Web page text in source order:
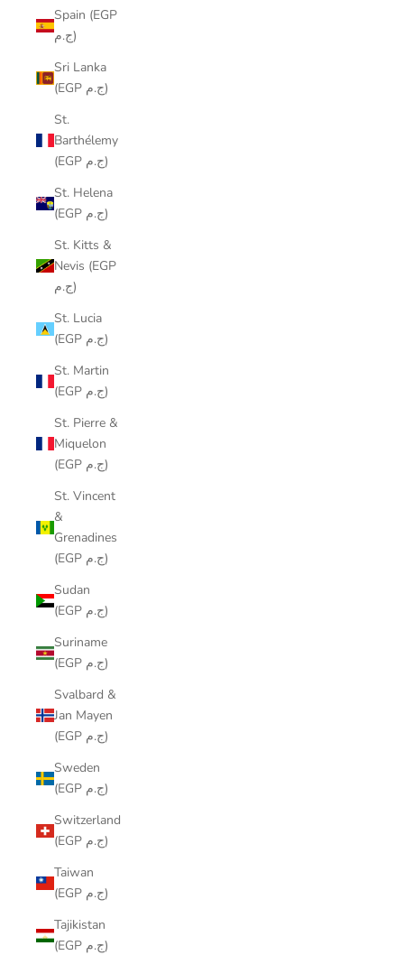
Spain (EGP
ج.م)
Sri Lanka
(EGP ج.م)
St.
Barthélemy
(EGP ج.م)
St. Helena
(EGP ج.م)
St. Kitts &
Nevis (EGP
ج.م)
St. Lucia
(EGP ج.م)
St. Martin
(EGP ج.م)
St. Pierre &
Miquelon
(EGP ج.م)
St. Vincent
&
Grenadines
(EGP ج.م)
Sudan
(EGP ج.م)
Suriname
(EGP ج.م)
Svalbard &
Jan Mayen
(EGP ج.م)
Sweden
(EGP ج.م)
Switzerland
(EGP ج.م)
Taiwan
(EGP ج.م)
Tajikistan
(EGP ج.م)